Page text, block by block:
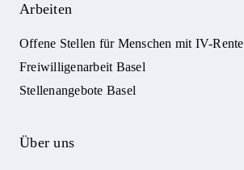
Arbeiten
Offene Stellen für Menschen mit IV-Rente
Freiwilligenarbeit Basel
Stellenangebote Basel
Über uns